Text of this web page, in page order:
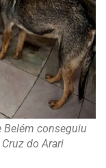
Belém conseguiu
do Arari